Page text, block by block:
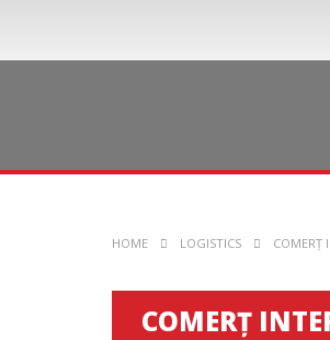
HOME LOGISTICS COMERȚ
COMERȚ